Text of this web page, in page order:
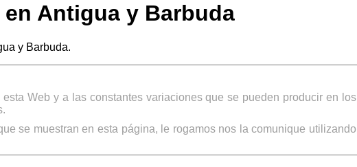
Antigua y Barbuda
y Barbuda.
Web y a las constantes variaciones que se pueden producir en los
se muestran en esta página, le rogamos nos la comunique utilizando